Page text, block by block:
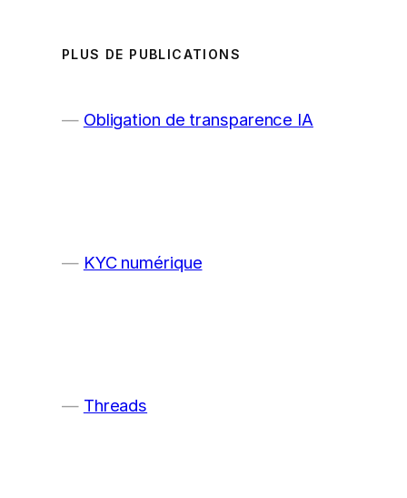
PLUS DE PUBLICATIONS
Obligation de transparence IA
KYC numérique
Threads